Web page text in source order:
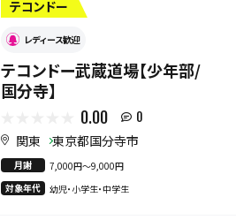
テコンドー
レディース歓迎
テコンドー武蔵道場【少年部/
国分寺】
0.00 0
関東 東京都国分寺市
月謝
7,000円〜9,000円
対象年代
幼児・小学生・中学生